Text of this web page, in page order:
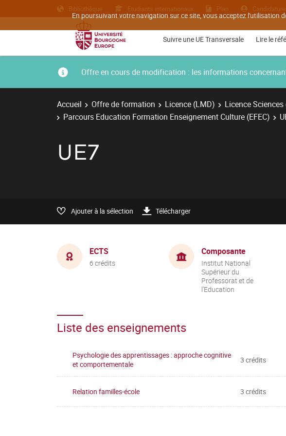
En poursuivant votre navigation sur ce site, vous acceptez l'utilisation
Bibliothèque Etudiants internationaux Plan
Suivre une UE Transversale Lire le
Offre en cours de modification : les informations
Accueil Offre de formation Licence (LMD)
Licence
Parcours Education Formation Enseignement Culture (EFEC)
UE7
Ajouter à la sélection Télécharger
ECTS
6 crédits
Composante
Institut National
Supérieur du
Professorat et de
l'Education
Liste des enseignements
Psychologie des apprentissages : approche cognitive
et comportementale
3 crédits
Relation familles-école 3 crédits